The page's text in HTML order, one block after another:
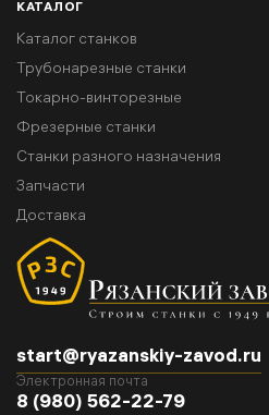
start@ryazanskiy-zavod.ru
Электронная почта
8 (980) 562-22-79
КАТАЛОГ
Каталог станков
Трубонарезные станки
Токарно-винторезные
Фрезерные станки
Станки разного назначения
Запчасти
Доставка